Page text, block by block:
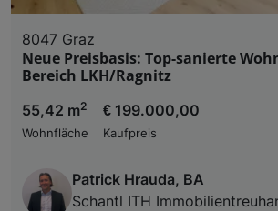
8047 Graz
Neue Preisbasis: Top-sanierte
Bereich LKH/Ragnitz
55,42 m2
Wohnfläche
€ 199.000,00
Kaufpreis
Patrick Hrauda, BA
Schantl ITH